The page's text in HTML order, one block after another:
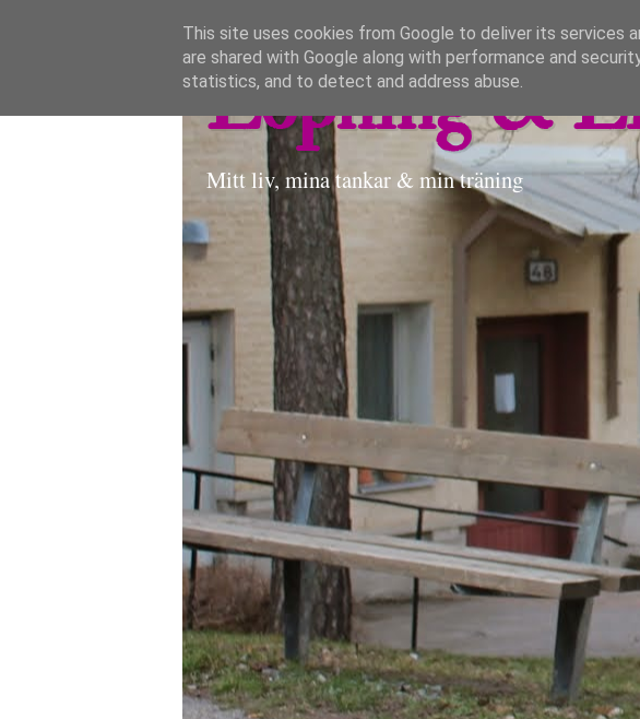
Löpning &
Mitt liv, mina tankar & min träning
This site uses cookies from Google to deliver its services
are shared with Google along with performance and
statistics, and to detect and address abuse.